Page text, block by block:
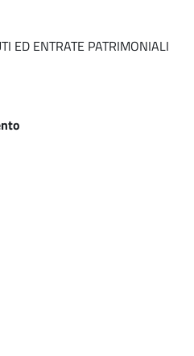
ED ENTRATE PATRIMONIALI